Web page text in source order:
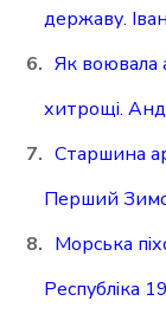
державу.
Як воювала
хитрощі.
Старшина
Перший
Морська
Республіка